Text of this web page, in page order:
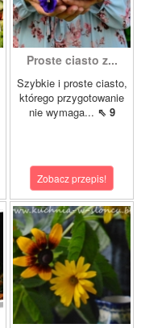
Proste ciasto z...
Szybkie i proste ciasto,
którego przygotowanie
nie wymaga... ⇖ 9
Zobacz przepis!